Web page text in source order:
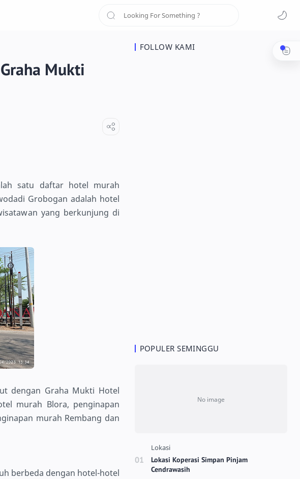
Mukti
satu daftar hotel murah
Grobogan adalah hotel
yang berkunjung di
dengan Graha Mukti Hotel
murah Blora, penginapan
murah Rembang dan
berbeda dengan hotel-hotel
FOLLOW KAMI
POPULER SEMINGGU
Lokasi Koperasi Simpan Pinjam
Cendrawasih